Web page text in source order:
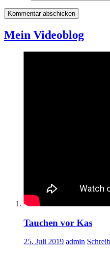
Mein Videoblog
Tauchen vor Kas
25. Juli 2019 admin